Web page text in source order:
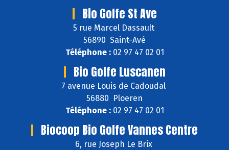
Bio Golfe St Ave
5 rue Marcel Dassault
56890 Saint-Avé
Téléphone :02 97 47 02 01
Bio Golfe Luscanen
7 avenue Louis de Cadoudal
56880 Ploeren
Téléphone :02 97 47 02 01
Biocoop Bio Golfe Vannes Centre
6, rue Joseph Le Brix